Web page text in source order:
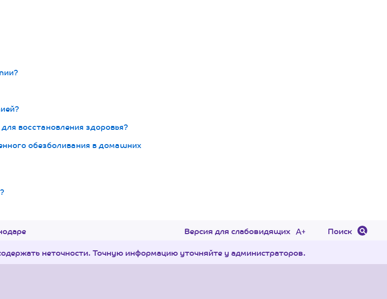
восстановления здоровья?
обезболивания в домашних
Версия для слабовидящих
Поиск
неточности. Точную информацию уточняйте у администраторов.